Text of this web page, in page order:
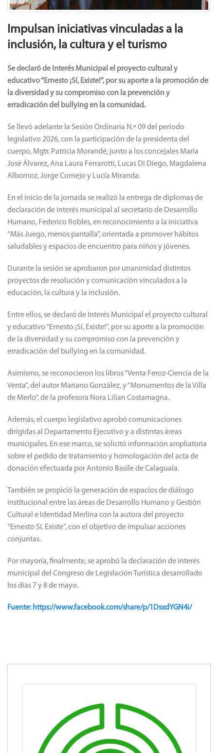
Impulsan iniciativas vinculadas a la
inclusión, la cultura y el turismo
Se declaró de Interés Municipal el proyecto cultural y
educativo “Ernesto ¡Sí, Existe!”, por su aporte a la promoción de
la diversidad y su compromiso con la prevención y
erradicación del bullying en la comunidad.
Se llevó adelante la Sesión Ordinaria N.º 09 del período
legislativo 2026, con la participación de la presidenta del
cuerpo, Mgtr. Patricia Morandé, junto a los concejales María
José Álvarez, Ana Laura Ferrarotti, Lucas Di Diego, Magdalena
Albornoz, Jorge Cornejo y Lucía Miranda.
En el inicio de la jornada se realizó la entrega de diplomas de
declaración de interés municipal al secretario de Desarrollo
Humano, Federico Robles, en reconocimiento a la iniciativa
“Más Juego, menos pantalla”, orientada a promover hábitos
saludables y espacios de encuentro para niños y jóvenes.
Durante la sesión se aprobaron por unanimidad distintos
proyectos de resolución y comunicación vinculados a la
educación, la cultura y la inclusión.
Entre ellos, se declaró de Interés Municipal el proyecto cultural
y educativo “Ernesto ¡Sí, Existe!”, por su aporte a la promoción
de la diversidad y su compromiso con la prevención y
erradicación del bullying en la comunidad.
Asimismo, se reconocieron los libros “Venta Feroz-Ciencia de la
Venta”, del autor Mariano González, y “Monumentos de la Villa
de Merlo”, de la profesora Nora Lilian Costamagna.
Además, el cuerpo legislativo aprobó comunicaciones
dirigidas al Departamento Ejecutivo y a distintas áreas
municipales. En ese marco, se solicitó información ampliatoria
sobre el pedido de tratamiento y homologación del acta de
donación efectuada por Antonio Basile de Calaguala.
También se propició la generación de espacios de diálogo
institucional entre las áreas de Desarrollo Humano y Gestión
Cultural e Identidad Merlina con la autora del proyecto
“Ernesto Sí, Existe”, con el objetivo de impulsar acciones
conjuntas.
Por mayoría, finalmente, se aprobó la declaración de interés
municipal del Congreso de Legislación Turística desarrollado
los días 7 y 8 de mayo.
Fuente: https://www.facebook.com/share/p/1DsxdYGN4i/